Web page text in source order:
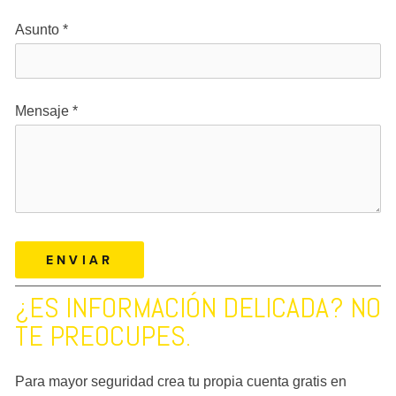
Asunto *
Mensaje *
¿ES INFORMACIÓN DELICADA? NO
TE PREOCUPES.